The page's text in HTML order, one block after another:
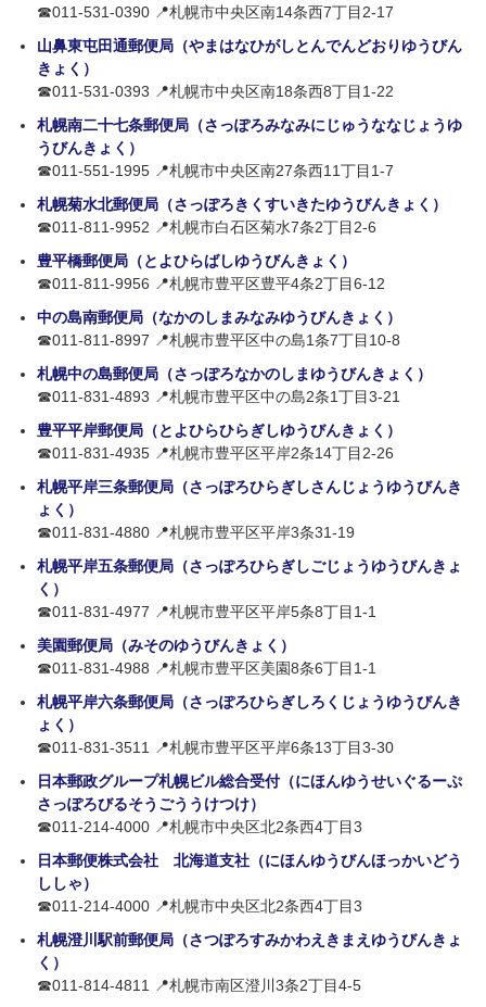
☎011-531-0390 📍札幌市中央区南14条西7丁目2-17
山鼻東屯田通郵便局（やまはなひがしとんでんどおりゆうびん
きょく）
☎011-531-0393 📍札幌市中央区南18条西8丁目1-22
札幌南二十七条郵便局（さっぽろみなみにじゅうななじょうゆ
うびんきょく）
☎011-551-1995 📍札幌市中央区南27条西11丁目1-7
札幌菊水北郵便局（さっぽろきくすいきたゆうびんきょく）
☎011-811-9952 📍札幌市白石区菊水7条2丁目2-6
豊平橋郵便局（とよひらばしゆうびんきょく）
☎011-811-9956 📍札幌市豊平区豊平4条2丁目6-12
中の島南郵便局（なかのしまみなみゆうびんきょく）
☎011-811-8997 📍札幌市豊平区中の島1条7丁目10-8
札幌中の島郵便局（さっぽろなかのしまゆうびんきょく）
☎011-831-4893 📍札幌市豊平区中の島2条1丁目3-21
豊平平岸郵便局（とよひらひらぎしゆうびんきょく）
☎011-831-4935 📍札幌市豊平区平岸2条14丁目2-26
札幌平岸三条郵便局（さっぽろひらぎしさんじょうゆうびんき
ょく）
☎011-831-4880 📍札幌市豊平区平岸3条31-19
札幌平岸五条郵便局（さっぽろひらぎしごじょうゆうびんきょ
く）
☎011-831-4977 📍札幌市豊平区平岸5条8丁目1-1
美園郵便局（みそのゆうびんきょく）
☎011-831-4988 📍札幌市豊平区美園8条6丁目1-1
札幌平岸六条郵便局（さっぽろひらぎしろくじょうゆうびんき
ょく）
☎011-831-3511 📍札幌市豊平区平岸6条13丁目3-30
日本郵政グループ札幌ビル総合受付（にほんゆうせいぐるーぷ
さっぽろびるそうごううけつけ）
☎011-214-4000 📍札幌市中央区北2条西4丁目3
日本郵便株式会社 北海道支社（にほんゆうびんほっかいどう
ししゃ）
☎011-214-4000 📍札幌市中央区北2条西4丁目3
札幌澄川駅前郵便局（さつぽろすみかわえきまえゆうびんきょ
く）
☎011-814-4811 📍札幌市南区澄川3条2丁目4-5